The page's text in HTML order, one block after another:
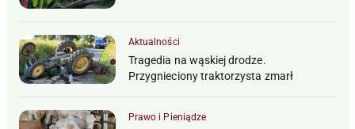
Aktualności
Tragedia na wąskiej drodze.
Przygnieciony traktorzysta zmarł
Prawo i Pieniądze